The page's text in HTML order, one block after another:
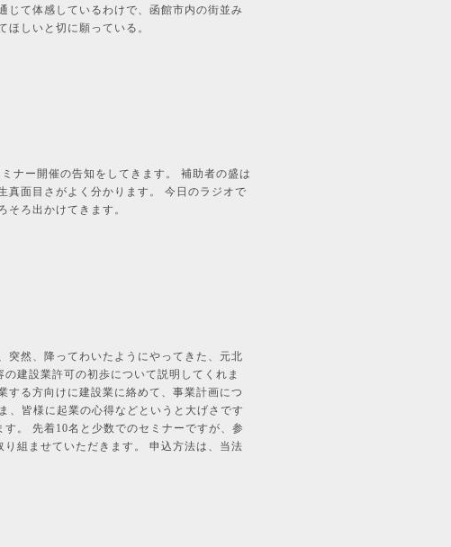
じて体感しているわけで、函館市内の街並み
しいと切に願っている。
ナー開催の告知をしてきます。 補助者の盛は
真面目さがよく分かります。 今日のラジオで
ろ出かけてきます。
突然、降ってわいたようにやってきた、元北
建設業許可の初歩について説明してくれま
する方向けに建設業に絡めて、事業計画につ
、皆様に起業の心得などというと大げさです
。 先着10名と少数でのセミナーですが、参
組ませていただきます。 申込方法は、当法